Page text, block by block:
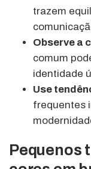
trazem
Observe a
comum
identidade
Use
frequentes
Pequenos